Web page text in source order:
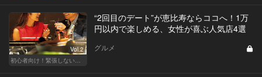
Vol.2
初心者向け！緊張しない東京デートプラン
“2回目のデート”が恵比寿ならココへ！1万
円以内で楽しめる、女性が喜ぶ人気店4選
グルメ